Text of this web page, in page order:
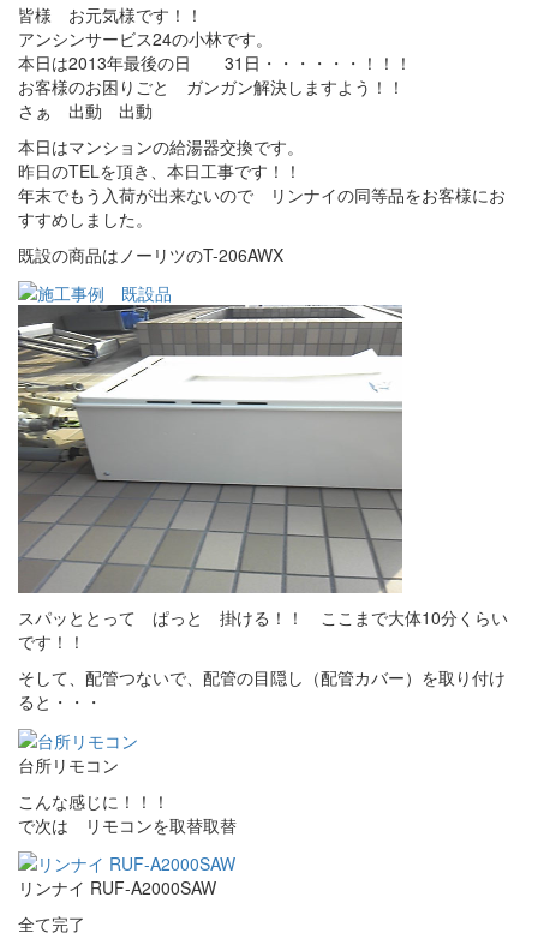
皆様 お元気様です！！
アンシンサービス24の小林です。
本日は2013年最後の日 31日・・・・・・！！！
お客様のお困りごと ガンガン解決しますよう！！
さぁ 出動 出動
本日はマンションの給湯器交換です。
昨日のTELを頂き、本日工事です！！
年末でもう入荷が出来ないので リンナイの同等品をお客様にお
すすめしました。
既設の商品はノーリツのT-206AWX
スパッととって ぱっと 掛ける！！ ここまで大体10分くらい
です！！
そして、配管つないで、配管の目隠し（配管カバー）を取り付け
ると・・・
台所リモコン
こんな感じに！！！
で次は リモコンを取替取替
リンナイ RUF-A2000SAW
全て完了